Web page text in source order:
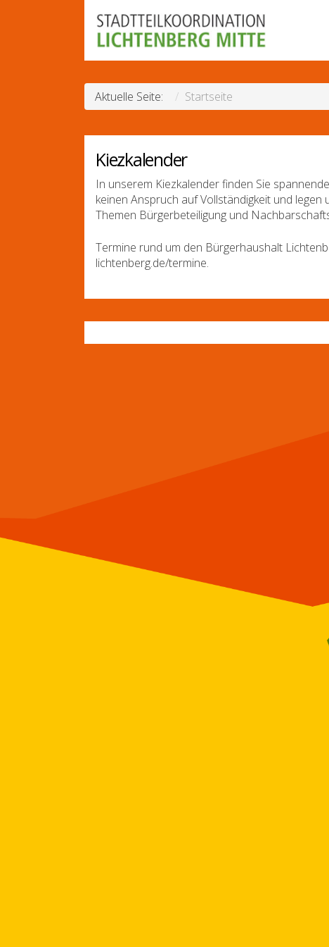
Aktuelle Seite: Startseite
Kiezkalender
In unserem Kiezkalender finden Sie
keinen Anspruch auf Vollständigkeit und
Themen Bürgerbeteiligung und
Termine rund um den Bürgerhaushalt
lichtenberg.de/termine.